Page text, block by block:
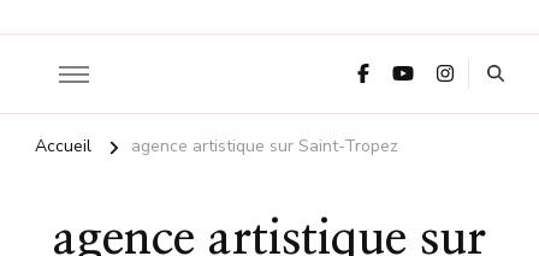
Accueil agence artistique sur Saint-Tropez
agence artistique sur